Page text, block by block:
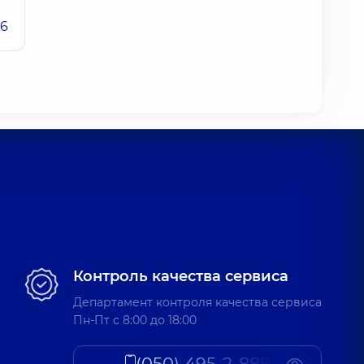
Контроль качества сервиса
Департамент контроля качества сервиса
Пн-Пт c 8:00 до 18:00